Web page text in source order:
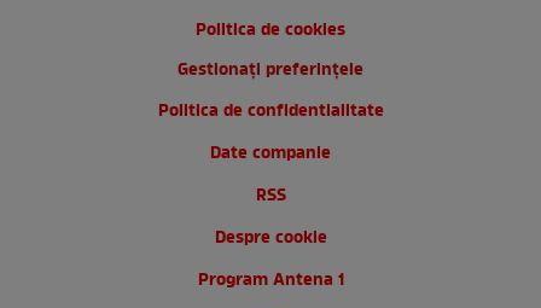
Politica de cookies
Gestionați preferințele
Politica de confidentialitate
Date companie
RSS
Despre cookie
Program Antena 1